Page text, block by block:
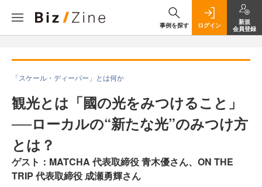
事例を探す ログイン
新規
会員登録
「スケール・ディーパー」とは何か
観光とは「國の光をみつけること」
──ローカルの“新たな光”のみつけ方
とは？
ゲスト：MATCHA 代表取締役 青木優さん、ON THE
TRIP 代表取締役 成瀬勇輝さん